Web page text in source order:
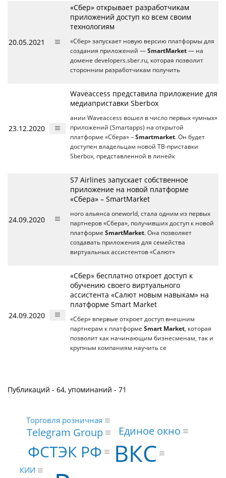
20.05.2021
«Сбер» открывает разработчикам
приложений доступ ко всем своим
технологиям
«Сбер» запускает новую версию платформы для
создания приложений — SmartMarket — на
домене developers.sber.ru, которая позволит
сторонним разработчикам получить
23.12.2020
Waveaccess представила приложение для
медиаприставки Sberbox
ании Waveaccess вошел в число первых «умных»
приложений (Smartapps) на открытой
платформе «Сбера» – Smartmarket. Он будет
доступен владельцам новой ТВ-приставки
Sberbox, представленной в линейк
24.09.2020
S7 Airlines запускает собственное
приложение на новой платформе
«Сбера» – SmartMarket
ного альянса oneworld, стала одним из первых
партнеров «Сбера», получивших доступ к новой
платформе SmartMarket. Она позволяет
создавать приложения для семейства
виртуальных ассистентов «Салют»
24.09.2020
«Сбер» бесплатно откроет доступ к
обучению своего виртуального
ассистента «Салют новым навыкам» на
платформе Smart Market
«Сбер» впервые откроет доступ внешним
партнерам к платформе Smart Market, которая
позволит как начинающим бизнесменам, так и
крупным компаниям научить се
Публикаций - 64, упоминаний - 71
ВКС
ФСТЭК РФ
Единое окно
Telegram Group
КИИ
Торговля розничная